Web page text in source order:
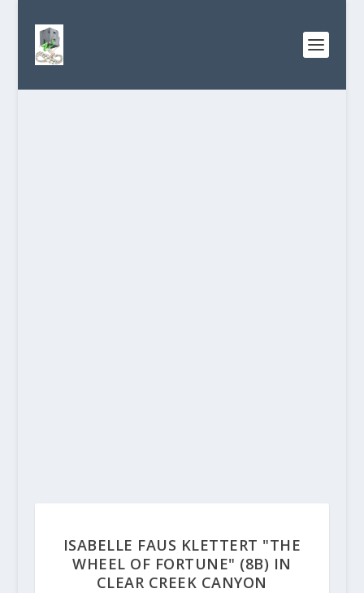
ISABELLE FAUS KLETTERT "THE
WHEEL OF FORTUNE" (8B) IN
CLEAR CREEK CANYON